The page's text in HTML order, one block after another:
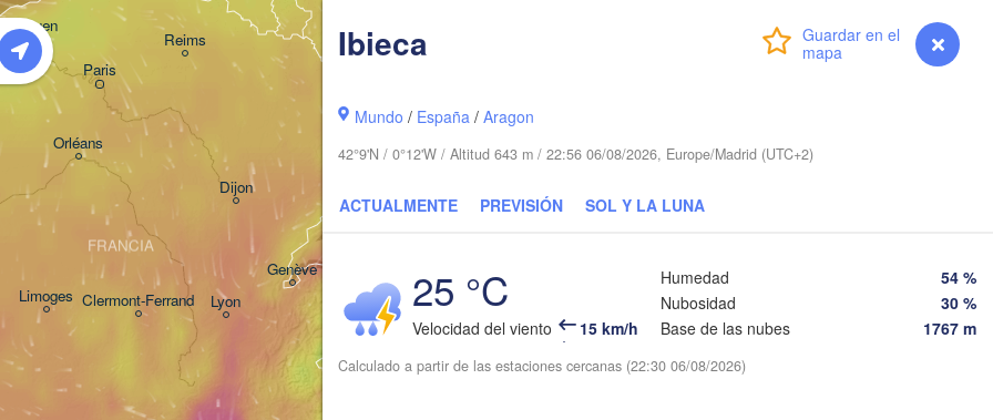
myVentusky Previsión
Ibieca
Mundo / España /Aragon
42°9'N / 0°12'W / Altitud 643 m / 22:56 06/08/2026, Europe/Madrid (UTC+2)
ACTUALMENTE PREVISIÓN SOL Y LA LUNA
25 °C
Velocidad del viento 15 km/h
Humedad
54 %
Nubosidad
30 %
Base de las nubes
1767 m
Calculado a partir de las estaciones cercanas (22:30 06/08/2026)
Reims
Rouen
Paris
Milano
Lyon
Genève
Verona
Orléans
Dijon
Clermont-Ferrand
Limoges
FRANCIA
Brno
Venezia
Ljubljana
Salzburg
CROACIA
A